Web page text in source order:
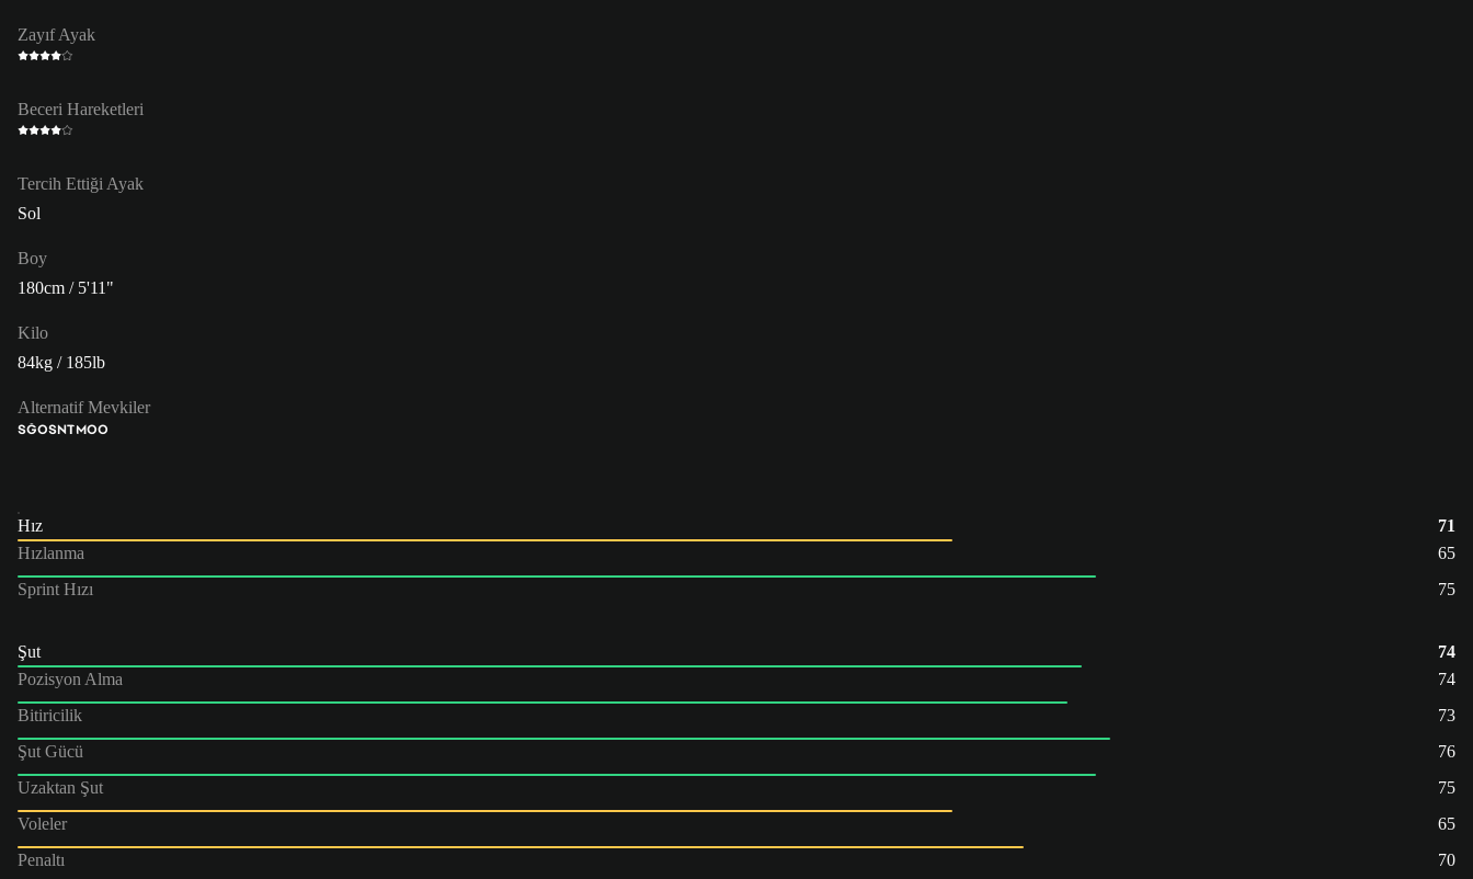
Zayıf Ayak
Beceri Hareketleri
Tercih Ettiği Ayak
Sol
Boy
180cm / 5'11"
Kilo
84kg / 185lb
Alternatif Mevkiler
SĞOSNTMOO
Hız
71
Hızlanma
65
Sprint Hızı
75
Şut
74
Pozisyon Alma
74
Bitiricilik
73
Şut Gücü
76
Uzaktan Şut
75
Voleler
65
Penaltı
70